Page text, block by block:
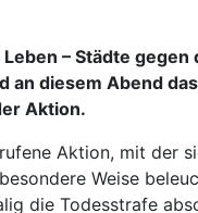
– Städte
diesem Abend
Aktion.
Aktion, mit der
Weise
die Todesstrafe